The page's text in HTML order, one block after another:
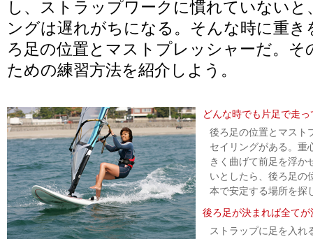
し、ストラップワークに慣れていない
ングは遅れがちになる。そんな時に重き
ろ足の位置とマストプレッシャーだ。そ
ための練習方法を紹介しよう。
どんな時でも片足で走っ
後ろ足の位置とマスト
セイリングがある。重
きく曲げて前足を浮か
いとしたら、後ろ足の
本で安定する場所を探
後ろ足が決まれば全てが
ストラップに足を入れ